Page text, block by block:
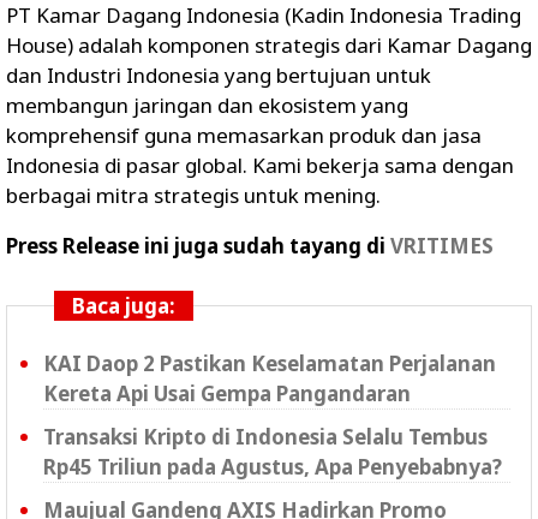
PT Kamar Dagang Indonesia (Kadin Indonesia Trading
House) adalah komponen strategis dari Kamar Dagang
dan Industri Indonesia yang bertujuan untuk
membangun jaringan dan ekosistem yang
komprehensif guna memasarkan produk dan jasa
Indonesia di pasar global. Kami bekerja sama dengan
berbagai mitra strategis untuk mening.
Press Release ini juga sudah tayang di VRITIMES
Baca juga:
KAI Daop 2 Pastikan Keselamatan Perjalanan
Kereta Api Usai Gempa Pangandaran
Transaksi Kripto di Indonesia Selalu Tembus
Rp45 Triliun pada Agustus, Apa Penyebabnya?
Maujual Gandeng AXIS Hadirkan Promo